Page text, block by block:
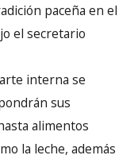
paceña en el
el secretario
interna se
sus
alimentos
la leche, además